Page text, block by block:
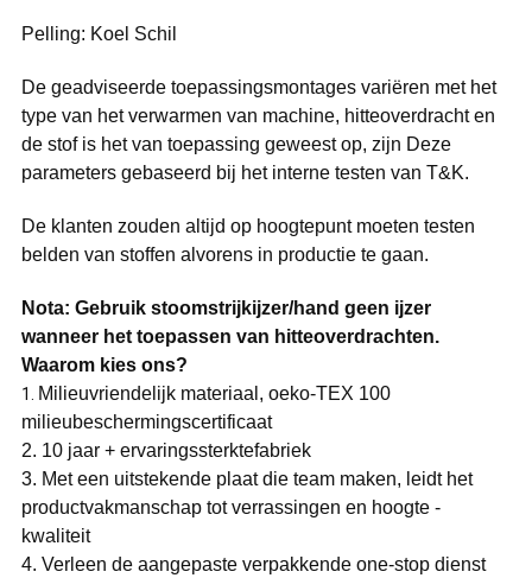
Pelling: Koel Schil
De geadviseerde toepassingsmontages variëren met het
type van het verwarmen van machine, hitteoverdracht en
de stof is het van toepassing geweest op, zijn Deze
parameters gebaseerd bij het interne testen van T&K.
De klanten zouden altijd op hoogtepunt moeten testen
belden van stoffen alvorens in productie te gaan.
Nota: Gebruik stoomstrijkijzer/hand geen ijzer
wanneer het toepassen van hitteoverdrachten.
Waarom kies ons?
1.
Milieuvriendelijk materiaal, oeko-TEX 100
milieubeschermingscertificaat
2. 10 jaar + ervaringssterktefabriek
3. Met een uitstekende plaat die team maken, leidt het
productvakmanschap tot verrassingen en hoogte -
kwaliteit
4. Verleen de aangepaste verpakkende one-stop dienst